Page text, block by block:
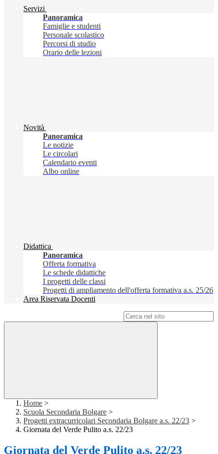
Servizi
Panoramica
Famiglie e studenti
Personale scolastico
Percorsi di studio
Orario delle lezioni
Novità
Panoramica
Le notizie
Le circolari
Calendario eventi
Albo online
Didattica
Panoramica
Offerta formativa
Le schede didattiche
I progetti delle classi
Progetti di ampliamento dell'offerta formativa a.s. 25/26
Area Riservata Docenti
Home >
Scuola Secondaria Bolgare >
Progetti extracurricolari Secondaria Bolgare a.s. 22/23 >
Giornata del Verde Pulito a.s. 22/23
Giornata del Verde Pulito a.s. 22/23